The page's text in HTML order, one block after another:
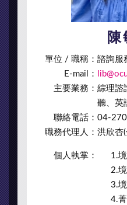
陳
單位 / 職稱：諮詢服
E-mail：
主要業務：綜理諮
聽、英
聯絡電話：04-
職務代理人：洪欣杏
個人執掌：
1.
2.
3.
4.